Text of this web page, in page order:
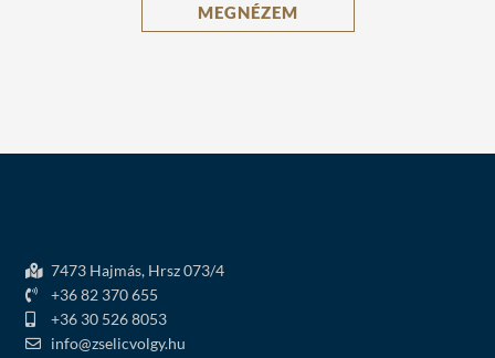
MEGNÉZEM
7473 Hajmás, Hrsz 073/4
+36 82 370 655
+36 30 526 8053
info@zselicvolgy.hu